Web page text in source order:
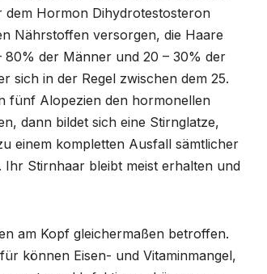
Hormon Dihydrotestosteron
Nährstoffen versorgen, die Haare
der Männer und 20 – 30% der
sich in der Regel zwischen dem 25.
fünf Alopezien den hormonellen
dann bildet sich eine Stirnglatze,
einem kompletten Ausfall sämtlicher
Stirnhaar bleibt meist erhalten und
am Kopf gleichermaßen betroffen.
können Eisen- und Vitaminmangel,